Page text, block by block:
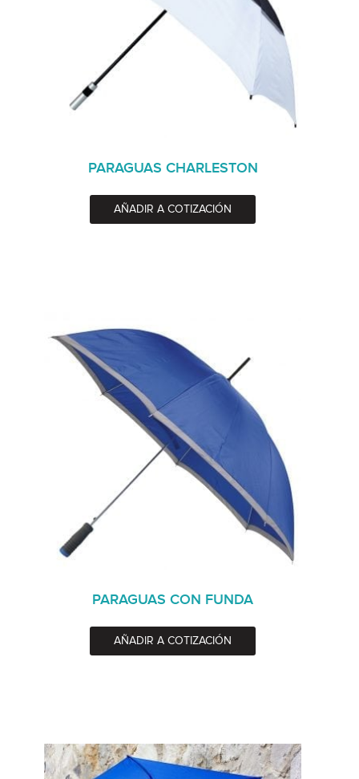
PARAGUAS CHARLESTON
AÑADIR A COTIZACIÓN
PARAGUAS CON FUNDA
AÑADIR A COTIZACIÓN